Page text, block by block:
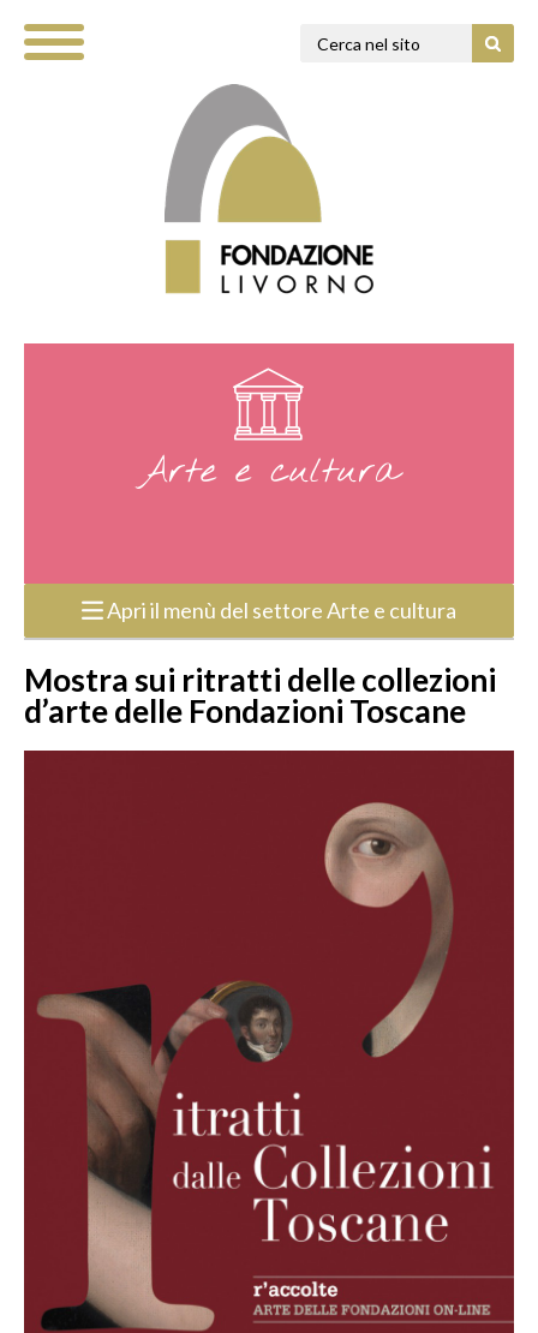
Arte e cultura
Apri il menù del settore Arte e cultura
Mostra sui ritratti delle collezioni
d’arte delle Fondazioni Toscane